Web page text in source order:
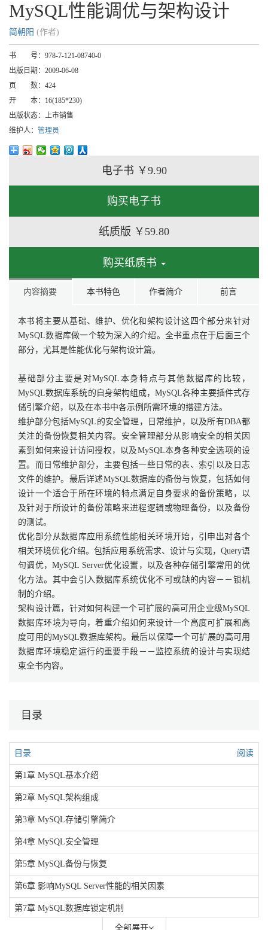
MySQL性能调优与架构设计
简朝阳 (作者)
书 号： 978-7-121-08740-0
出版日期： 2009-06-08
页 数： 424
开 本： 16(185*230)
出版状态： 上市销售
维护人： 管理员
电子书 ￥9.90
购买电子书
纸质版 ￥59.80
购买纸质书
内容摘要 本书特色 作者简介 前言
本书将主要从基础、维护、优化和架构设计这四个部分来针对
MySQL数据库做一个较为深入的介绍。全书重点在于后面三个
部分，尤其是性能优化与架构设计篇。
基础部分主要是对MySQL本身特点与其他数据库的比较，
MySQL数据库系统的自身架构组成，MySQL各种主要插件式存
储引擎介绍，以及在本书中各示例所需环境的搭建方法。
维护部分包括MySQL的安全管理，日常维护，以及所有DBA都
关注的备份恢复相关内容。安全管理部分从影响安全的相关因
素到如何来设计访问授权，以及MySQL本身各种安全选项的设
置。而日常维护部分，主要包括一些日常的表、索引以及日志
文件的维护。最后详述MySQL数据库的备份与恢复，包括如何
设计一个适合于所在环境的特点满足自身要求的备份策略，以
及针对于所设计的备份策略来进程逻辑或物理备份，以及备份
的测试。
优化部分从数据库应用系统性能相关环境开始，引申出对各个
相关环境优化介绍。包括应用系统需求、设计与实现，Query语
句调优，MySQL Server优化设置，以及各种存储引擎常用的优
化方法。其中会引入数据库系统优化不可或缺的内容－－锁机
制的介绍。
架构设计篇，针对如何构建一个可扩展的高可用企业级MySQL
数据库环境为导向，着重介绍如何来设计一个高度可扩展和高
度可用的MySQL数据库架构。最后以保障一个可扩展的高可用
数据库环境稳定运行的重要手段－－监控系统的设计与实现结
束全书内容。
目录
目录 阅读
第1章 MySQL基本介绍
第2章 MySQL架构组成
第3章 MySQL存储引擎简介
第4章 MySQL安全管理
第5章 MySQL备份与恢复
第6章 影响MySQL Server性能的相关因素
第7章 MySQL数据库锁定机制
全部展开